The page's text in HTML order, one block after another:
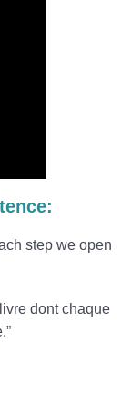
step we open
dont chaque